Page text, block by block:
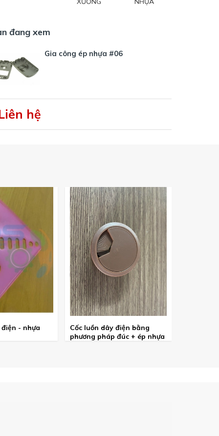
đang xem
Gia công ép nhựa #06
hệ
- nhựa
Cốc luồn dây điện bằng
phương pháp đúc + ép nhựa